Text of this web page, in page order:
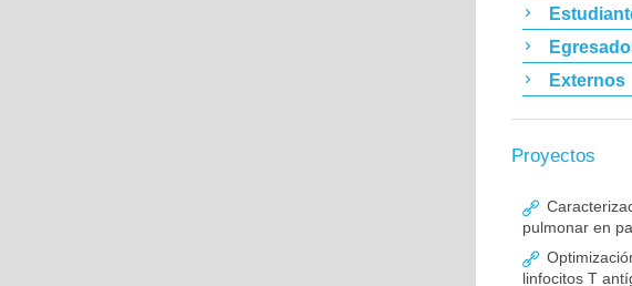
Externos
Proyectos
pulmonar en
linfocitos T